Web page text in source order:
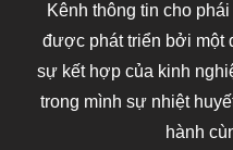
Kênh thông tin cho
được phát triển bởi một
sự kết hợp của kinh
trong mình sự nhiệt
hành